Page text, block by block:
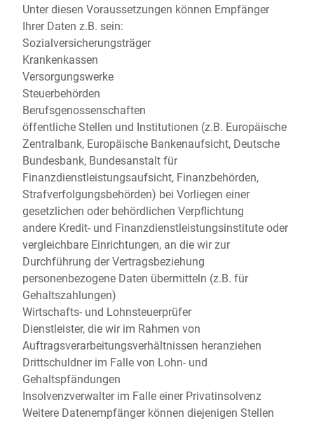
Unter diesen Voraussetzungen können Empfänger
Ihrer Daten z.B. sein:
Sozialversicherungsträger
Krankenkassen
Versorgungswerke
Steuerbehörden
Berufsgenossenschaften
öffentliche Stellen und Institutionen (z.B. Europäische
Zentralbank, Europäische Bankenaufsicht, Deutsche
Bundesbank, Bundesanstalt für
Finanzdienstleistungsaufsicht, Finanzbehörden,
Strafverfolgungsbehörden) bei Vorliegen einer
gesetzlichen oder behördlichen Verpflichtung
andere Kredit- und Finanzdienstleistungsinstitute oder
vergleichbare Einrichtungen, an die wir zur
Durchführung der Vertragsbeziehung
personenbezogene Daten übermitteln (z.B. für
Gehaltszahlungen)
Wirtschafts- und Lohnsteuerprüfer
Dienstleister, die wir im Rahmen von
Auftragsverarbeitungsverhältnissen heranziehen
Drittschuldner im Falle von Lohn- und
Gehaltspfändungen
Insolvenzverwalter im Falle einer Privatinsolvenz
Weitere Datenempfänger können diejenigen Stellen